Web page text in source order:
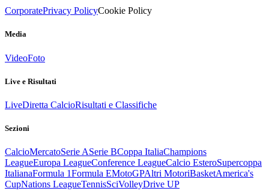
CorporatePrivacy PolicyCookie Policy
Media
VideoFoto
Live e Risultati
LiveDiretta CalcioRisultati e Classifiche
Sezioni
CalcioMercatoSerie ASerie BCoppa ItaliaChampions
LeagueEuropa LeagueConference LeagueCalcio EsteroSupercoppa
ItalianaFormula 1Formula EMotoGPAltri MotoriBasketAmerica's
CupNations LeagueTennisSciVolleyDrive UP